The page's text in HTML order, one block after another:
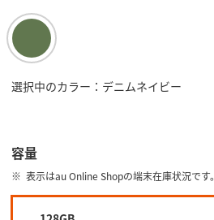
選択中のカラー：デニムネイビー
容量
表示はau Online Shopの端末在庫状況です。